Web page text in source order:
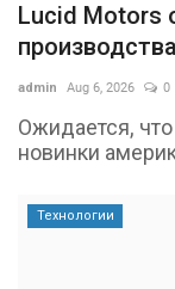
Lucid Motors
admin Aug 6, 2026 0
Ожидается,
новинки
Технологии